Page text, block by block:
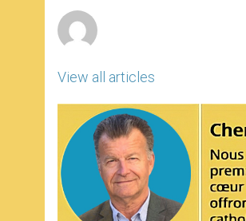
View all articles